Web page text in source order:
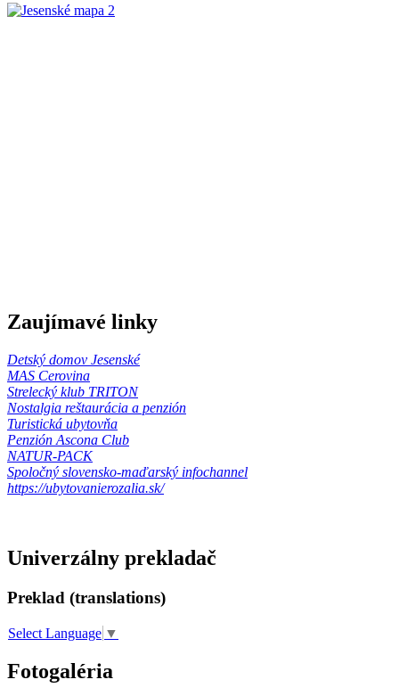
Zaujímavé linky
Detský domov Jesenské
MAS Cerovina
Strelecký klub TRITON
Nostalgia reštaurácia a penzión
Turistická ubytovňa
Penzión Ascona Club
NATUR-PACK
Spoločný slovensko-maďarský infochannel
https://ubytovanierozalia.sk/
Univerzálny prekladač
Preklad (translations)
Select Language ▼
Fotogaléria